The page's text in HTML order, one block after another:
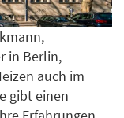
in Berlin,
auch im
gibt einen